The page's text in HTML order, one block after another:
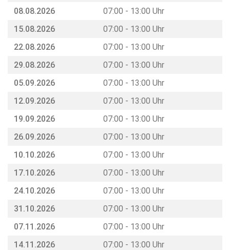
08.08.2026
07:00 - 13:00 Uhr
15.08.2026
07:00 - 13:00 Uhr
22.08.2026
07:00 - 13:00 Uhr
29.08.2026
07:00 - 13:00 Uhr
05.09.2026
07:00 - 13:00 Uhr
12.09.2026
07:00 - 13:00 Uhr
19.09.2026
07:00 - 13:00 Uhr
26.09.2026
07:00 - 13:00 Uhr
10.10.2026
07:00 - 13:00 Uhr
17.10.2026
07:00 - 13:00 Uhr
24.10.2026
07:00 - 13:00 Uhr
31.10.2026
07:00 - 13:00 Uhr
07.11.2026
07:00 - 13:00 Uhr
14.11.2026
07:00 - 13:00 Uhr